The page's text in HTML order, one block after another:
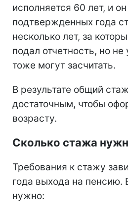
исполняется 60 лет, и
подтвержденных года
несколько лет, за
подал отчетность, но не
тоже могут засчитать.
В результате общий
достаточным, чтобы
возрасту.
Сколько стажа
Требования к стажу
года выхода на пенсию.
нужно: